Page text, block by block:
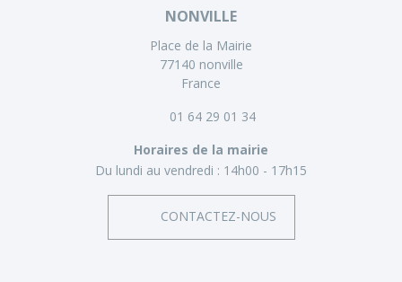
NONVILLE
Place de la Mairie
77140 nonville
France
01 64 29 01 34
Horaires de la mairie
Du lundi au vendredi : 14h00 - 17h15
CONTACTEZ-NOUS